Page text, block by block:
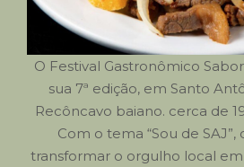
O Festival Gastronômico
sua 7ª edição, em Santo
Recôncavo baiano. cerca de
Com o tema “Sou de
transformar o orgulho local